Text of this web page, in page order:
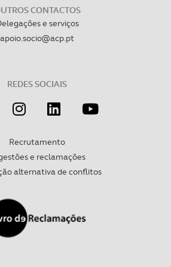
de certo tipo de Cookies e
pode ter impacto na sua
CONTACTOS
e serviços
apoio.socio@acp.pt
REDES SOCIAIS
Recrutamento
e reclamações
alternativa de conflitos